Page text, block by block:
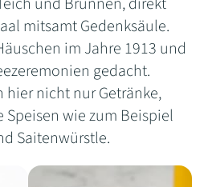
mitsamt Gedenksäule.
im Jahre 1913 und
gedacht.
nicht nur Getränke,
wie zum Beispiel
Saitenwürstle.